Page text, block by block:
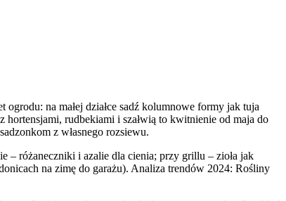
na małej działce sadź kolumnowe formy jak tuja
hortensjami, rudbekiami i szałwią to kwitnienie od maja do
z własnego rozsiewu.
– różaneczniki i azalie dla cienia; przy grillu – zioła jak
na zimę do garażu). Analiza trendów 2024: Rośliny